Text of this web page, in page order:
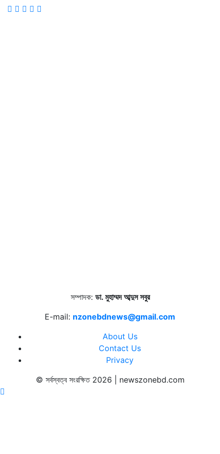
সম্পাদক: ডা. মুহাম্মদ আব্দুস সবুর
E-mail: nzonebdnews@gmail.com
About Us
Contact Us
Privacy
© সর্বস্বত্ব সংরক্ষিত 2026 | newszonebd.com